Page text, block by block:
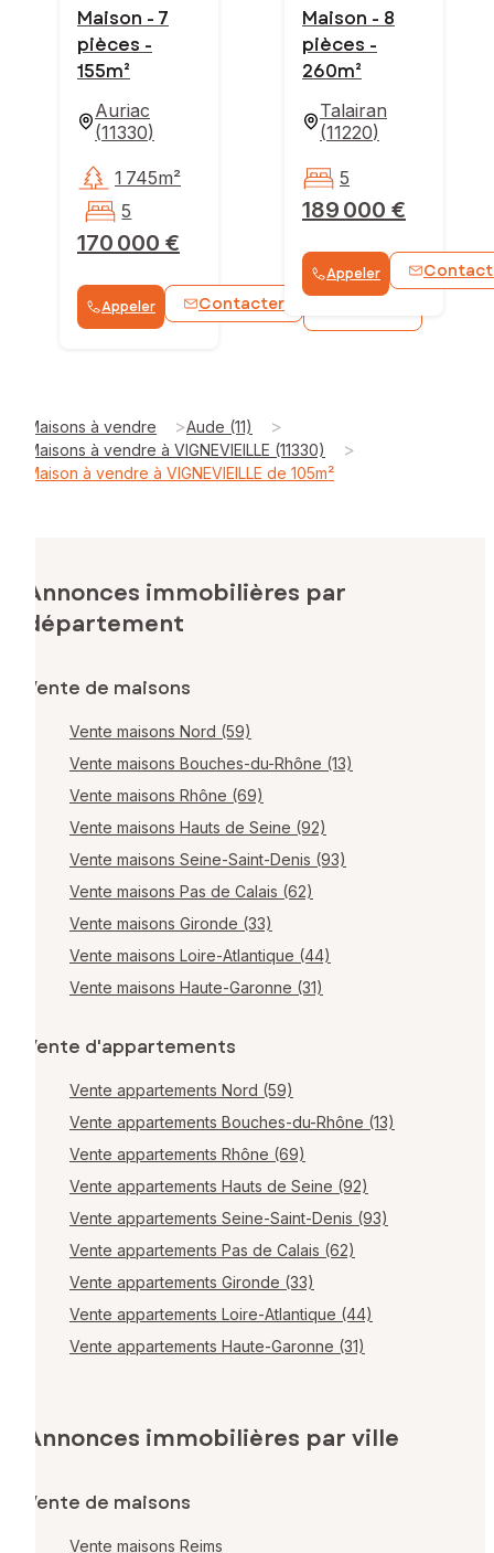
Maison - 7
pièces -
155m²
Auriac
(11330)
170 000 €
1 745m²
5
Appeler Contacter
Maison - 8
pièces -
260m²
Talairan
(11220)
189 000 €
5
Appeler
Maisons à vendre >Aude (11) >
Maisons à vendre à VIGNEVIEILLE (11330) >
Maison à vendre à VIGNEVIEILLE de 105m²
Annonces immobilières par
département
Vente de maisons
Vente maisons Nord (59)
Vente maisons Bouches-du-Rhône (13)
Vente maisons Rhône (69)
Vente maisons Hauts de Seine (92)
Vente maisons Seine-Saint-Denis (93)
Vente maisons Pas de Calais (62)
Vente maisons Gironde (33)
Vente maisons Loire-Atlantique (44)
Vente maisons Haute-Garonne (31)
Vente d'appartements
Vente appartements Nord (59)
Vente appartements Bouches-du-Rhône (13)
Vente appartements Rhône (69)
Vente appartements Hauts de Seine (92)
Vente appartements Seine-Saint-Denis (93)
Vente appartements Pas de Calais (62)
Vente appartements Gironde (33)
Vente appartements Loire-Atlantique (44)
Vente appartements Haute-Garonne (31)
Annonces immobilières par ville
Vente de maisons
Vente maisons Reims